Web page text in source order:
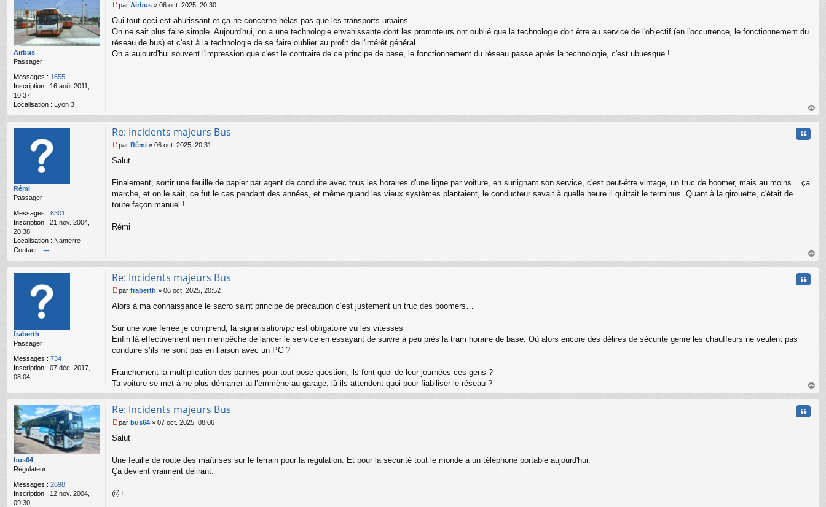
Airbus
Passager
Messages : 1655
Inscription : 16 août 2011,
10:37
Localisation : Lyon 3
e
s
s
g
par Airbus » 06 oct. 2025, 20:30
Oui tout ceci est ahurissant et ça ne concerne hélas pas que les transports urbains.
On ne sait plus faire simple. Aujourd'hui, on a une technologie envahissante dont les promoteurs ont oublié que la technologie doit être au service de l'objectif (en l'occurrence, le fonctionnement du
réseau de bus) et c'est à la technologie de se faire oublier au profit de l'intérêt général.
On a aujourd'hui souvent l'impression que c'est le contraire de ce principe de base, le fonctionnement du réseau passe après la technologie, c'est ubuesque !
au
Rémi
Passager
Messages : 6301
Inscription : 21 nov. 2004,
20:38
Localisation : Nanterre
Contact :
o
nt
te
r
R
é
Re: Incidents majeurs Bus
e
g
e
o
par Rémi » 06 oct. 2025, 20:31
Salut
Finalement, sortir une feuille de papier par agent de conduite avec tous les horaires d'une ligne par voiture, en surlignant son service, c'est peut-être vintage, un truc de boomer, mais au moins... ça
marche, et on le sait, ce fut le cas pendant des années, et même quand les vieux systèmes plantaient, le conducteur savait à quelle heure il quittait le terminus. Quant à la girouette, c'était de
toute façon manuel !
Rémi
au
fraberth
Passager
Messages : 734
Inscription : 07 déc. 2017,
08:04
Re: Incidents majeurs Bus
e
g
e
o
u
par fraberth » 06 oct. 2025, 20:52
Alors à ma connaissance le sacro saint principe de précaution c’est justement un truc des boomers…
Sur une voie ferrée je comprend, la signalisation/pc est obligatoire vu les vitesses
Enfin là effectivement rien n’empêche de lancer le service en essayant de suivre à peu près la tram horaire de base. Où alors encore des délires de sécurité genre les chauffeurs ne veulent pas
conduire s’ils ne sont pas en liaison avec un PC ?
Franchement la multiplication des pannes pour tout pose question, ils font quoi de leur journées ces gens ?
Ta voiture se met à ne plus démarrer tu l’emmène au garage, là ils attendent quoi pour fiabiliser le réseau ?
au
bus64
Régulateur
Messages : 2698
Inscription : 12 nov. 2004,
09:30
Re: Incidents majeurs Bus
e
s
g
n
par bus64 » 07 oct. 2025, 08:06
Salut
Une feuille de route des maîtrises sur le terrain pour la régulation. Et pour la sécurité tout le monde a un téléphone portable aujourd'hui.
Ça devient vraiment délirant.
@+